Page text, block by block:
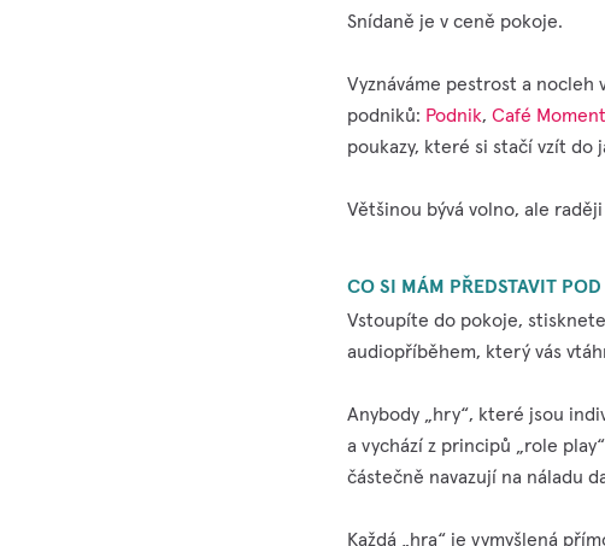
Snídaně je v ceně pokoje.
Vyznáváme pestrost a nocleh
podniků: Podnik, Café
poukazy, které si stačí vzít do
Většinou bývá volno, ale
CO SI MÁM PŘEDSTAVIT
Vstoupíte do pokoje,
audiopříběhem, který vás
Anybody „hry“, které jsou
a vychází z principů „role
částečně navazují na náladu
Každá „hra“ je vymyšlená